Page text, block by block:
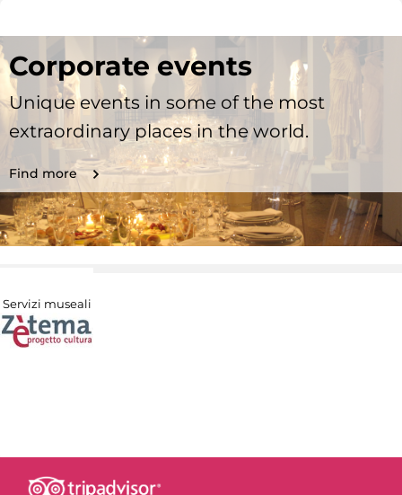
Corporate events
Unique events in some of the most
extraordinary places in the world.
Find more
Servizi museali